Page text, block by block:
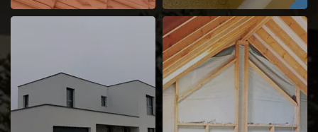
Pose et
changement de
fenêtre de toit et
Nettoyage et pose